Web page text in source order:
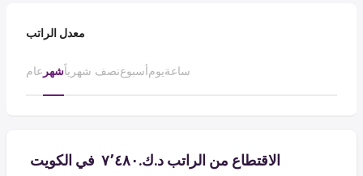
معدل الراتب
عام شهرنصف شهرياًأسبوعيومساعة
الاقتطاع من الراتب د.ك.‏٧٬٤٨٠ ‏ في الكويت